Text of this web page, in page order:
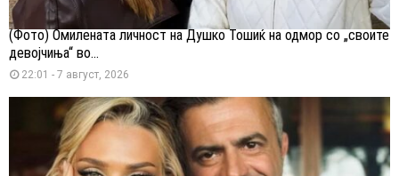
(Фото) Омилената личност на Душко Тошиќ на одмор со „своите
девојчиња“ во...
22:01 - 7 август, 2026